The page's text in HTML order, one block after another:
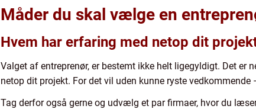
Måder du skal vælge en
Hvem har erfaring med netop dit
Valget af entreprenør, er bestemt ikke helt ligegyldigt. Det
netop dit projekt. For det vil uden kunne ryste
Tag derfor også gerne og udvælg et par firmaer, hvor du